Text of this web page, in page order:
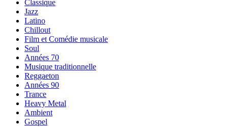
Classique
Jazz
Latino
Chillout
Film et Comédie musicale
Soul
Années 70
Musique traditionnelle
Reggaeton
Années 90
Trance
Heavy Metal
Ambient
Gospel